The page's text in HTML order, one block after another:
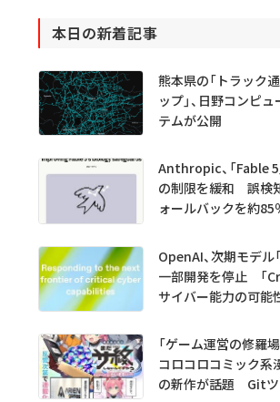
本日の新着記事
熊本県の「トラック
ップ」、日野コンピ
テムが公開
Anthropic、「Fable 5
の制限を緩和 誤検
ォールバックを約85
OpenAI、次期モデル
一部開発を停止 「
サイバー能力の可能
「ゲーム運営の修羅
コロコロコミック系
の新作が話題 Gitツ